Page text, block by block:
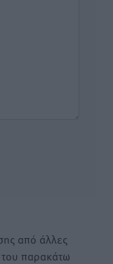
από άλλες
του παρακάτω